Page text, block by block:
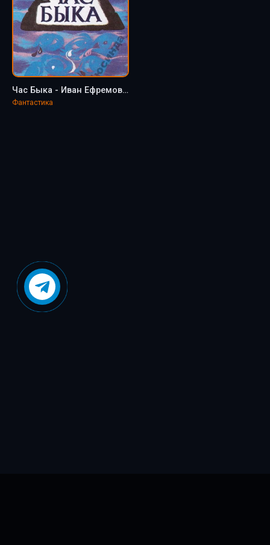
Час Быка - Иван Ефремов (3)
Фантастика